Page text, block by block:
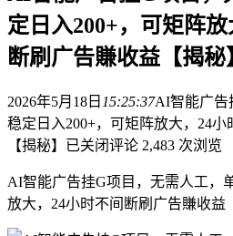
定日入200+，可矩阵
断刷广告賺收益【揭秘
2026年5月18日 15:25:37AI智能广告
稳定日入200+，可矩阵放大，24
【揭秘】 已关闭评论 2,483 次浏览
AI智能广告挂G项目，无需人工，
放大，24小时不间断刷广告賺收益